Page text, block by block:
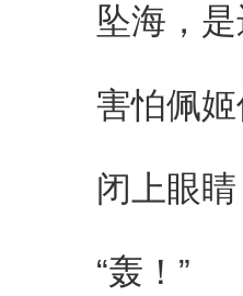
坠海，是
害怕佩姬
闭上眼睛
“轰！”